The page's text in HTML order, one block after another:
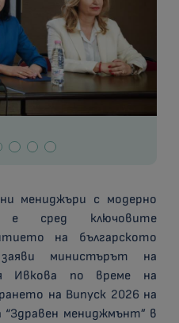
мениджъри с модерно
е сред ключовите
на българското
заяви министърът на
Ивкова по време на
на Випуск 2026 на
мениджмънт” в